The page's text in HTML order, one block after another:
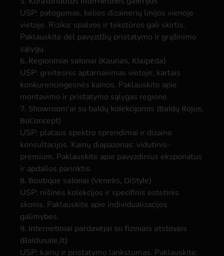
USP: patogumas, kelios dizainerių linijos vienoje
vietoje. Rizika: spalvos ir tekstūros gali skirtis.
Paklauskite dėl pavyzdžių pristatymo ir grąžinimo
sąlygų.
6. Regioniniai salonai (Kaunas, Klaipėda)
USP: greitesnis aptarnavimas vietoje, kartais
konkurencingesnės kainos. Paklauskite apie
montavimo ir pristatymo sąlygas regione.
7. Showroom'ai su baldų kolekcijomis (Baldų Rojus,
BoConcept)
USP: plataus spektro sprendimai ir dizaino
konsultacijos. Kainų diapazonas: vidutinis–
premium. Paklauskite apie pavyzdinius eksponatus
ir apdailos parinktis.
8. Boutique salonai (Veneks, DiStyle)
USP: nišinės kolekcijos ir specifinis estetinis
skonis. Paklauskite apie individualizacijos
galimybes.
9. Internetiniai pardavėjai su fiziniais atstovais
(Baldusale.lt)
USP: kainų ir pristatymo lankstumas. Paklauskite: